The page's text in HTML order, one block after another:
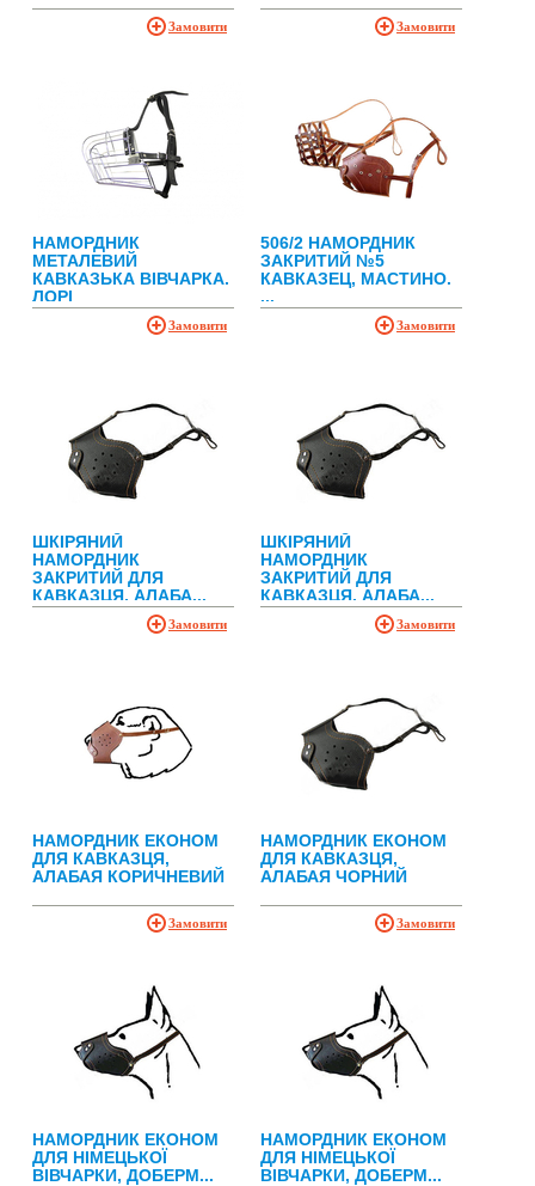
Замовити Замовити
НАМОРДНИК
МЕТАЛЕВИЙ
КАВКАЗЬКА ВІВЧАРКА.
ЛОРІ
Замовити
506/2 НАМОРДНИК
ЗАКРИТИЙ №5
КАВКАЗЕЦ, МАСТИНО.
...
Замовити
ШКІРЯНИЙ
НАМОРДНИК
ЗАКРИТИЙ ДЛЯ
КАВКАЗЦЯ, АЛАБА...
Замовити
ШКІРЯНИЙ
НАМОРДНИК
ЗАКРИТИЙ ДЛЯ
КАВКАЗЦЯ, АЛАБА...
Замовити
НАМОРДНИК ЕКОНОМ
ДЛЯ КАВКАЗЦЯ,
АЛАБАЯ КОРИЧНЕВИЙ
Замовити
НАМОРДНИК ЕКОНОМ
ДЛЯ КАВКАЗЦЯ,
АЛАБАЯ ЧОРНИЙ
Замовити
НАМОРДНИК ЕКОНОМ
ДЛЯ НІМЕЦЬКОЇ
ВІВЧАРКИ, ДОБЕРМ...
НАМОРДНИК ЕКОНОМ
ДЛЯ НІМЕЦЬКОЇ
ВІВЧАРКИ, ДОБЕРМ...